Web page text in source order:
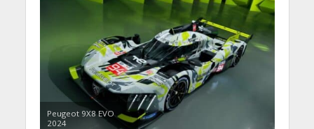
Peugeot 9X8 EVO
2024